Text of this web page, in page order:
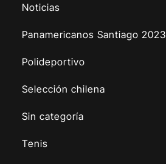
Noticias
Panamericanos Santiago 2023
Polideportivo
Selección chilena
Sin categoría
Tenis